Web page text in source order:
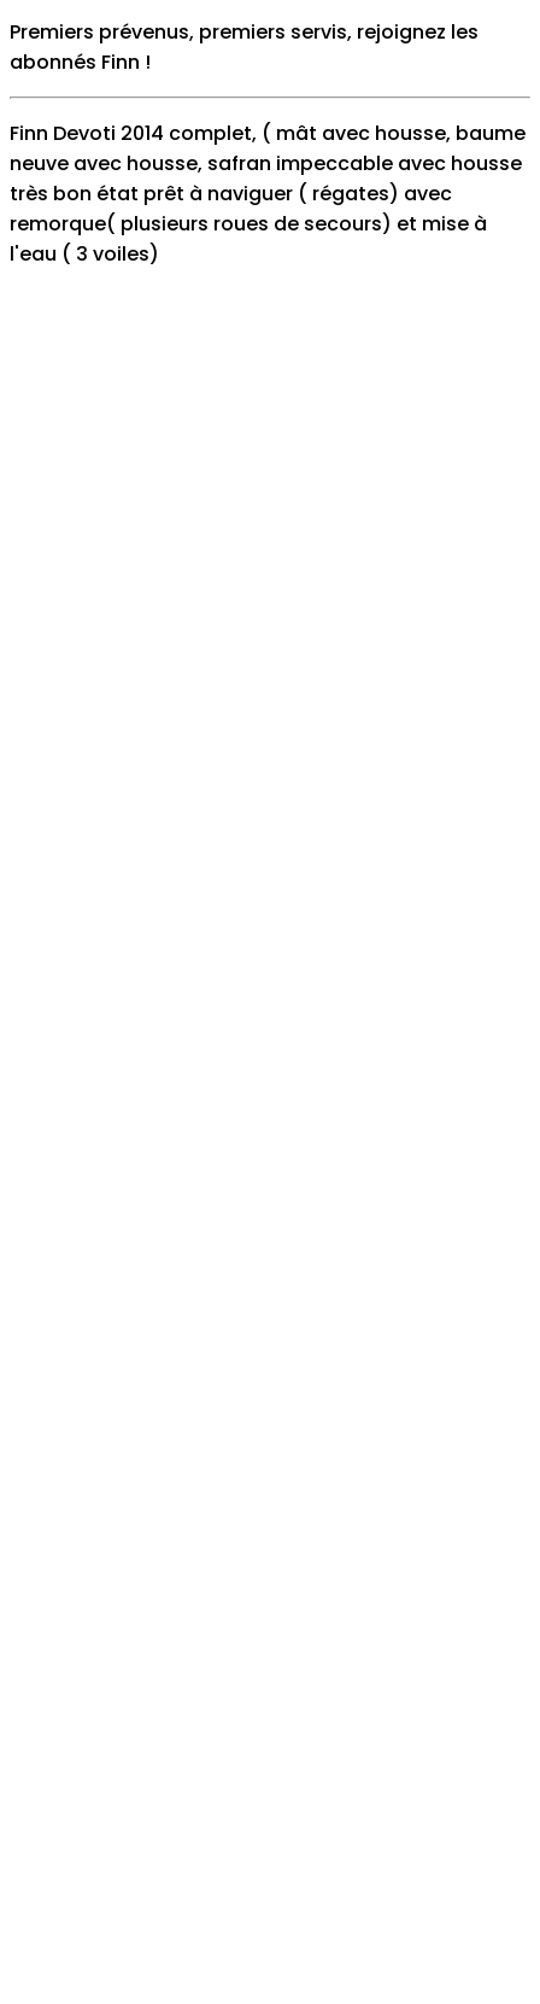
Premiers prévenus, premiers servis, rejoignez les
abonnés Finn !
Finn Devoti 2014 complet, ( mât avec housse, baume
neuve avec housse, safran impeccable avec housse
très bon état prêt à naviguer ( régates) avec
remorque( plusieurs roues de secours) et mise à
l'eau ( 3 voiles)